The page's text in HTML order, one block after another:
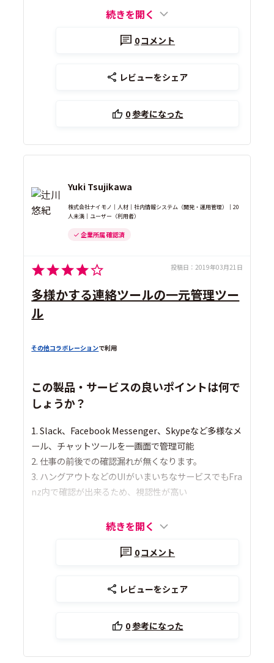
続きを開く
0コメント
レビューをシェア
0参考になった
Yuki Tsujikawa
株式会社ナイモノ｜人材｜社内情報システム（開発・運用管理）｜20
人未満｜ユーザー（利用者）
企業所属 確認済
投稿日： 2019年03月21日
多様かする連絡ツールの一元管理ツー
ル
その他コラボレーションで利用
この製品・サービスの良いポイントは何で
しょうか？
1. Slack、Facebook Messenger、Skypeなど多様なメ
ール、チャットツールを一画面で管理可能
2. 仕事の前後での確認漏れが無くなります。
3. ハングアウトなどのUIがいまいちなサービスでもFra
nz内で確認が出来るため、視認性が高い
続きを開く
0コメント
レビューをシェア
0参考になった